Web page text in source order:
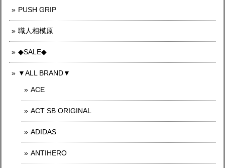
PUSH GRIP
職人相模原
◆SALE◆
▼ALL BRAND▼
ACE
ACT SB ORIGINAL
ADIDAS
ANTIHERO